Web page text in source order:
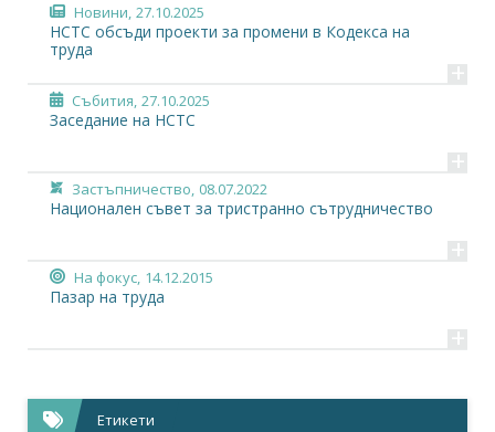
Новини, 27.10.2025
НСТС обсъди проекти за промени в Кодекса на
труда
+
Събития, 27.10.2025
Заседание на НСТС
+
Застъпничество, 08.07.2022
Национален съвет за тристранно сътрудничество
+
На фокус, 14.12.2015
Пазар на труда
+
Етикети